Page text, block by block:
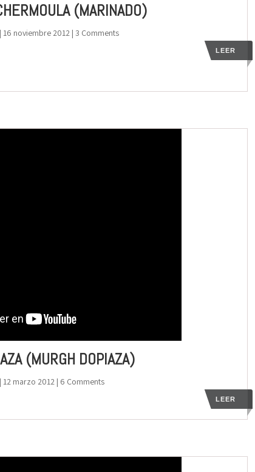
(MARINADO)
16 noviembre 2012| 3 Comments
LEER
(MURGH DOPIAZA)
12 marzo 2012| 6 Comments
LEER